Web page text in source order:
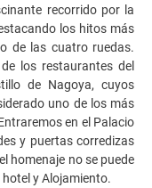
recorrido por la
los hitos más
de las cuatro ruedas.
los restaurantes del
de Nagoya, cuyos
uno de los más
en el Palacio
y puertas corredizas
homenaje no se puede
y Alojamiento.